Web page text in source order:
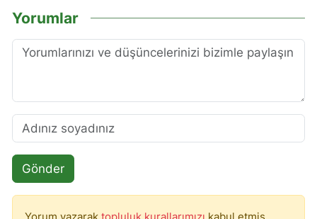
Yorumlar
Gönder